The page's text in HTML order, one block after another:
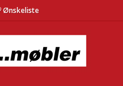
Ønskeliste